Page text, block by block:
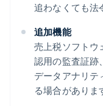
追わなくても法
追加機能
売上税ソフトウ
認用の監査証跡
データアナリテ
る場合がありま